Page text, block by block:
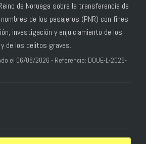
de Noruega sobre la transferencia de
de los pasajeros (PNR) con fines
investigación y enjuiciamiento de los
de los delitos graves.
el 06/08/2026 - Referencia: DOUE-L-2026-